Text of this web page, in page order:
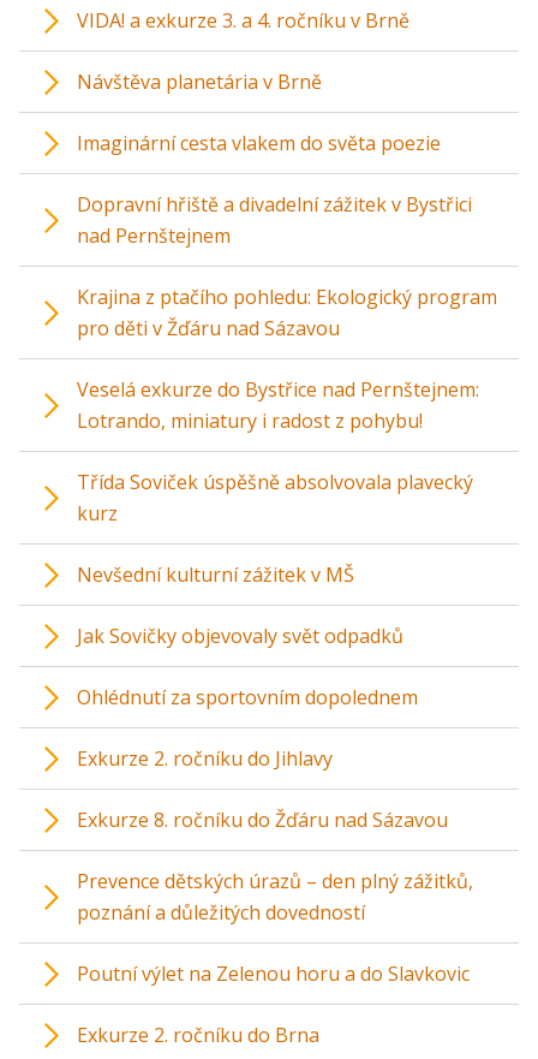
VIDA! a exkurze 3. a 4. ročníku v Brně
Návštěva planetária v Brně
Imaginární cesta vlakem do světa poezie
Dopravní hřiště a divadelní zážitek v Bystřici
nad Pernštejnem
Krajina z ptačího pohledu: Ekologický program
pro děti v Žďáru nad Sázavou
Veselá exkurze do Bystřice nad Pernštejnem:
Lotrando, miniatury i radost z pohybu!
Třída Soviček úspěšně absolvovala plavecký
kurz
Nevšední kulturní zážitek v MŠ
Jak Sovičky objevovaly svět odpadků
Ohlédnutí za sportovním dopolednem
Exkurze 2. ročníku do Jihlavy
Exkurze 8. ročníku do Žďáru nad Sázavou
Prevence dětských úrazů – den plný zážitků,
poznání a důležitých dovedností
Poutní výlet na Zelenou horu a do Slavkovic
Exkurze 2. ročníku do Brna